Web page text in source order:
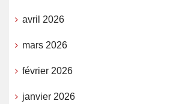
avril 2026
mars 2026
février 2026
janvier 2026